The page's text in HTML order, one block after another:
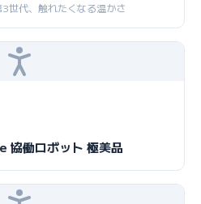
世代、触れたくなる温かさ
働ロボット 極美品